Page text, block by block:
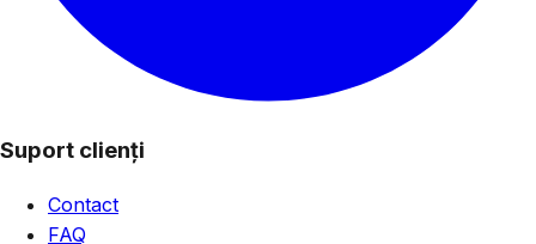
Suport clienți
Contact
FAQ